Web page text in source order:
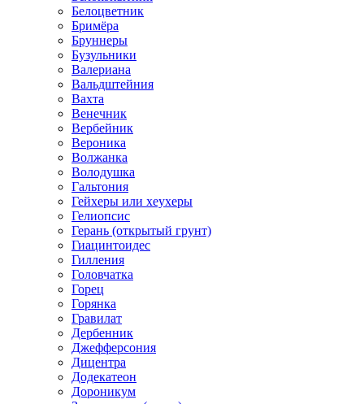
Белоцветник
Бримёра
Бруннеры
Бузульники
Валериана
Вальдштейния
Вахта
Венечник
Вербейник
Вероника
Волжанка
Володушка
Гальтония
Гейхеры или хеухеры
Гелиопсис
Герань (открытый грунт)
Гиацинтоидес
Гилления
Головчатка
Горец
Горянка
Гравилат
Дербенник
Джефферсония
Дицентра
Додекатеон
Дороникум